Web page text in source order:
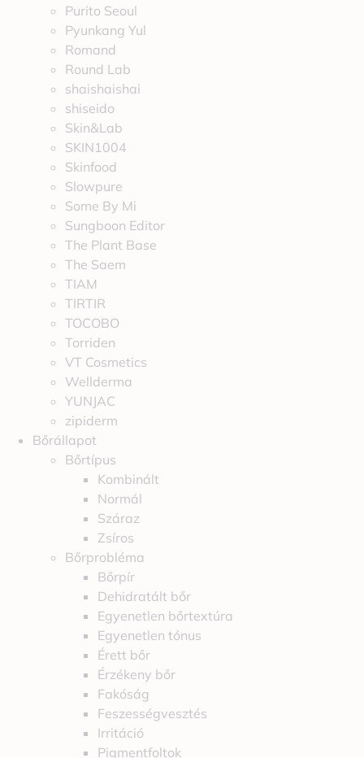
Purito Seoul
Pyunkang Yul
Romand
Round Lab
shaishaishai
shiseido
Skin&Lab
SKIN1004
Skinfood
Slowpure
Some By Mi
Sungboon Editor
The Plant Base
The Saem
TIAM
TIRTIR
TOCOBO
Torriden
VT Cosmetics
Wellderma
YUNJAC
zipiderm
Bőrállapot
Bőrtípus
Kombinált
Normál
Száraz
Zsíros
Bőrprobléma
Bőrpír
Dehidratált bőr
Egyenetlen bőrtextúra
Egyenetlen tónus
Érett bőr
Érzékeny bőr
Fakóság
Feszességvesztés
Irritáció
Pigmentfoltok